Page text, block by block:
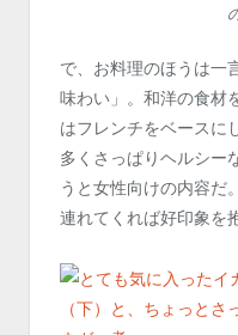
で、お料理のほうは一
味わい」。和洋の食材
はフレンチをベースに
多くさっぱりヘルシー
うと女性向けの内容だ
連れてくれば好印象を